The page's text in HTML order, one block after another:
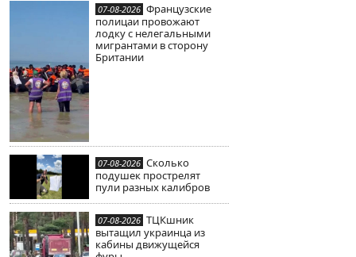
07-08-2026 Французские
полицаи провожают
лодку с нелегальными
мигрантами в сторону
Британии
07-08-2026 Сколько
подушек прострелят
пули разных калибров
07-08-2026 ТЦКшник
вытащил украинца из
кабины движущейся